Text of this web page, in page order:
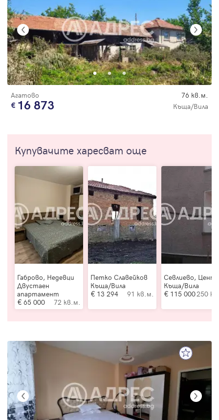
Агатово 76 кв.м.
16 873 Къща/Вила
Купувачите харесват още
Габрово, Недевци
Двустаен
апартамент
65 000
72 кв.м.
Петко Славейков
Къща/Вила
13 294
91 кв.м.
Севлиево,
Къща/Вила
115 000250